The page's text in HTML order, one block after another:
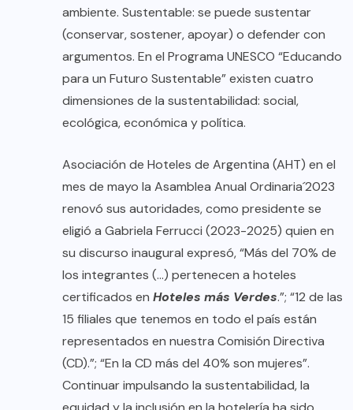
ambiente. Sustentable: se puede sustentar
(conservar, sostener, apoyar) o defender con
argumentos. En el Programa UNESCO “Educando
para un Futuro Sustentable” existen cuatro
dimensiones de la sustentabilidad: social,
ecológica, económica y política.
Asociación de Hoteles de Argentina (AHT) en el
mes de mayo la Asamblea Anual Ordinaria´2023
renovó sus autoridades, como presidente se
eligió a Gabriela Ferrucci (2023-2025) quien en
su discurso inaugural expresó, “Más del 70% de
los integrantes (…) pertenecen a hoteles
certificados en Hoteles más Verdes.”; “12 de las
15 filiales que tenemos en todo el país están
representados en nuestra Comisión Directiva
(CD).”; “En la CD más del 40% son mujeres”.
Continuar impulsando la sustentabilidad, la